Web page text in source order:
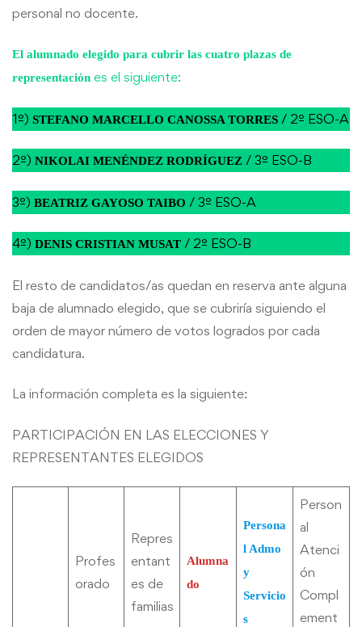
personal no docente.
El alumnado elegido para cubrir las cuatro plazas de
representación es el siguiente:
1º) STEFANO MARCELLO CANOSSA TORRES / 2º ESO-A
2º) NIKOLAI MENÉNDEZ RODRÍGUEZ / 3º ESO-B
3º) BEATRIZ GAYOSO TAIBO / 3º ESO-A
4º) DENIS CRISTIAN MUSAT / 2º ESO-B
El resto de candidatos/as quedan en reserva ante alguna
baja de alumnado elegido, que se cubriría siguiendo el
orden de mayor número de votos logrados por cada
candidatura.
La información completa es la siguiente:
PARTICIPACIÓN EN LAS ELECCIONES Y
REPRESENTANTES ELEGIDOS
Profes
orado
Repres
entant
es de
familias
Alumna
do
Persona
l Admo
y
Servicio
s
Person
al
Atenci
ón
Compl
ement